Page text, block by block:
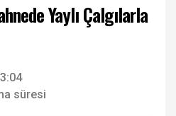
Yaylı Çalgılarla
süresi